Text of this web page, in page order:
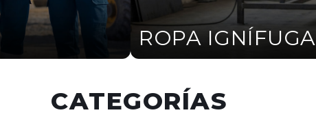
ROPA IGNÍFUGA
CATEGORÍAS